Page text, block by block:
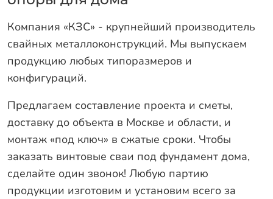
Компания «КЗС» - крупнейший производитель
свайных металлоконструкций. Мы выпускаем
продукцию любых типоразмеров и
конфигураций.
Предлагаем составление проекта и сметы,
доставку до объекта в Москве и области, и
монтаж «под ключ» в сжатые сроки. Чтобы
заказать винтовые сваи под фундамент дома,
сделайте один звонок! Любую партию
продукции изготовим и установим всего за